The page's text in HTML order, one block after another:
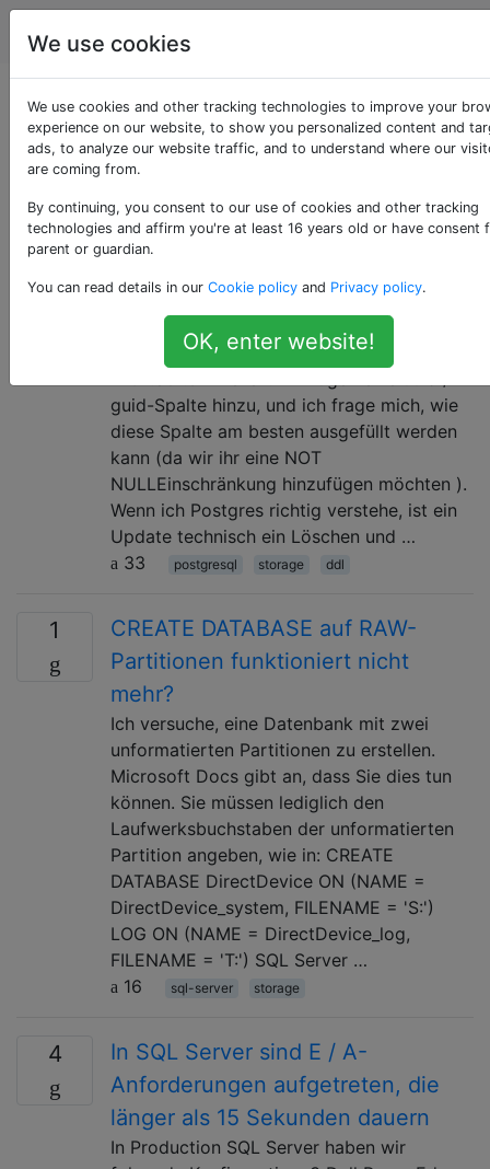
Datenbankadministratoren
Als «storage»
getaggte Fragen
Bei Fragen zur dauerhaften Speicherung von
Datenbankdaten.
2
Beste Weg, um eine neue Spalte
in einer großen Tabelle zu füllen?
Wir haben eine 2,2 GB-Tabelle in Postgres
guid-Spalte hinzu, und ich frage mich, wie
diese Spalte am besten ausgefüllt werden
kann (da wir ihr eine NOT
NULLEinschränkung hinzufügen möchten ).
Wenn ich Postgres richtig verstehe, ist ein
Update technisch ein Löschen und …
33
postgresql storage ddl
1
CREATE DATABASE auf RAW-
Partitionen funktioniert nicht
mehr?
Ich versuche, eine Datenbank mit zwei
unformatierten Partitionen zu erstellen.
Microsoft Docs gibt an, dass Sie dies tun
können. Sie müssen lediglich den
Laufwerksbuchstaben der unformatierten
Partition angeben, wie in: CREATE
DATABASE DirectDevice ON (NAME =
DirectDevice_system, FILENAME = 'S:')
LOG ON (NAME = DirectDevice_log,
FILENAME = 'T:') SQL Server …
16
sql-server storage
4
In SQL Server sind E / A-
Anforderungen aufgetreten, die
länger als 15 Sekunden dauern
In Production SQL Server haben wir
We use cookies
We use cookies and other tracking technologies to improve your
experience on our website, to show you personalized content and
ads, to analyze our website traffic, and to understand where our
are coming from.
By continuing, you consent to our use of cookies and other tracking
technologies and affirm you're at least 16 years old or have consent
parent or guardian.
You can read details in our Cookie policy and Privacy policy.
OK, enter website!